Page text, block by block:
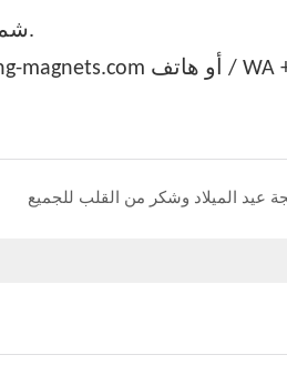
نرحب بكم لزيارتنا في الجناح رقم 47 خلال معرض ICCX شمال أفريقيا 2025.